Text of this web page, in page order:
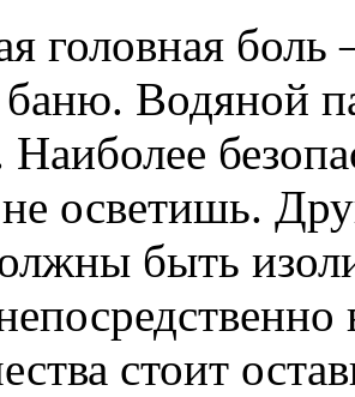
головная боль
Водяной
Наиболее
осветишь.
быть
стоит